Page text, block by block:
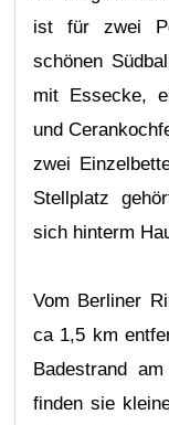
ist für zwei
schönen
mit Essecke,
und
zwei
Stellplatz
sich hinterm
Vom Berliner
ca 1,5 km
Badestrand
finden sie